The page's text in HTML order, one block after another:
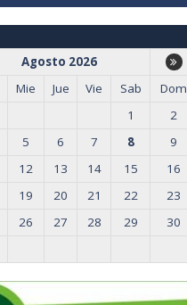
Agosto 2026
Mie Jue Vie Sab
Dom
1
2
5 6 7 8
9
12 13 14 15
16
19 20 21 22
23
26 27 28 29
30